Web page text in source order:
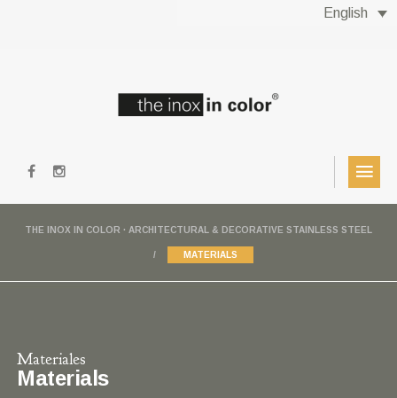
English
THE INOX IN COLOR · ARCHITECTURAL & DECORATIVE STAINLESS STEEL
MATERIALS
Materiales
Materials